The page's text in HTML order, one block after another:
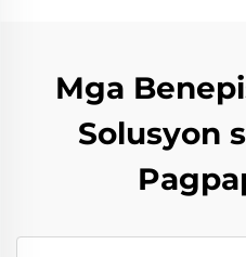
Mga
Solusyon